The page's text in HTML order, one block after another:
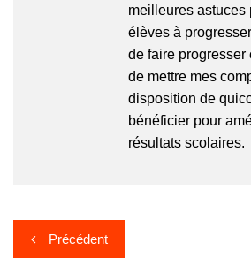
meilleures astuces
élèves à
de faire progresser
de mettre mes
disposition de
bénéficier pour
résultats scolaires.
Navigation
Précédent